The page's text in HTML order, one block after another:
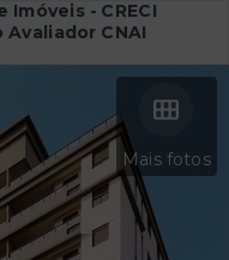
Imóveis - CRECI
CNAI
Mais fotos